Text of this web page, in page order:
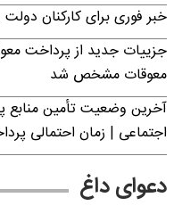
خبر فوری برای کارکنان دولت و
جزییات جدید از پرداخت
معوقات مشخص شد
آخرین وضعیت تأمین منابع
اجتماعی | زمان احتمالی
دعوای داغ